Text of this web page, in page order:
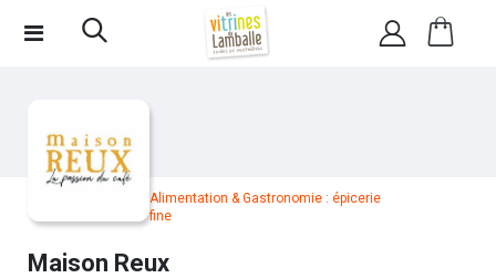
Alimentation & Gastronomie : épicerie
fine
Maison Reux